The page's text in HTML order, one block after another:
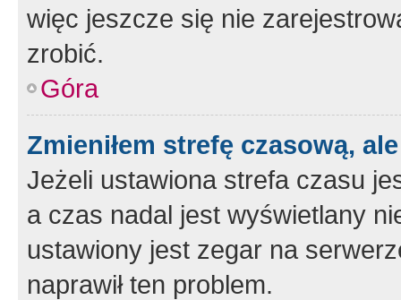
więc jeszcze się nie
zrobić.
Góra
Zmieniłem strefę czasową,
Jeżeli ustawiona strefa czasu
a czas nadal jest wyświetlany
ustawiony jest zegar na
naprawił ten problem.